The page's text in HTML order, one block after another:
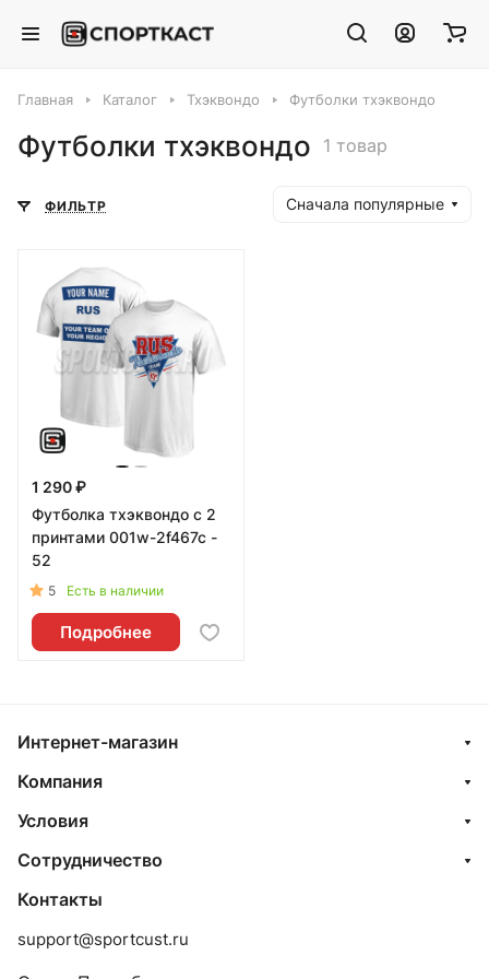
Главная Каталог Тхэквондо Футболки тхэквондо
Футболки тхэквондо 1 товар
ФИЛЬТР Сначала популярные
1 290 ₽
Футболка тхэквондо с 2
принтами 001w-2f467c -
52
5 Есть в наличии
Подробнее
Интернет-магазин
Компания
Условия
Сотрудничество
Контакты
support@sportcust.ru